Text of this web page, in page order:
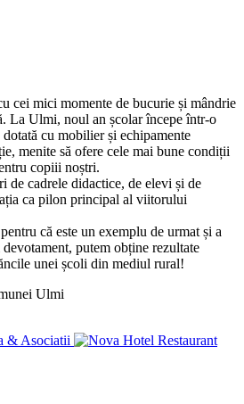
cei mici momente de bucurie și mândrie
La Ulmi, noul an școlar începe într-o
cu mobilier și echipamente
menite să ofere cele mai bune condiții
copiii noștri.
de cadrele didactice, de elevi și de
ca pilon principal al viitorului
că este un exemplu de urmat și a
putem obține rezultate
unei școli din mediul rural!
Ulmi